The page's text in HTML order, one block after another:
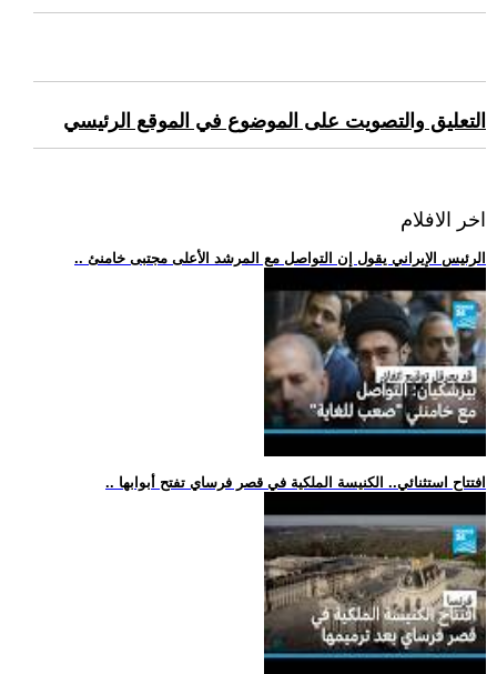
التعليق والتصويت على الموضوع في الموقع الرئيسي
اخر الافلام
.. الرئيس الإيراني يقول إن التواصل مع المرشد الأعلى مجتبى خامنئ
.. افتتاح استثنائي.. الكنيسة الملكية في قصر فرساي تفتح أبوابها